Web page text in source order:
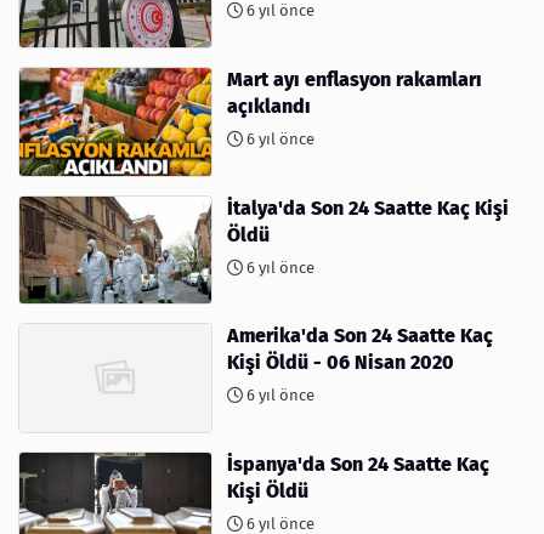
6 yıl önce
Mart ayı enflasyon rakamları
açıklandı
6 yıl önce
İtalya'da Son 24 Saatte Kaç Kişi
Öldü
6 yıl önce
Amerika'da Son 24 Saatte Kaç
Kişi Öldü - 06 Nisan 2020
6 yıl önce
İspanya'da Son 24 Saatte Kaç
Kişi Öldü
6 yıl önce